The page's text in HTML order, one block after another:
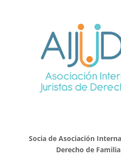
Socia de Asociación
Derecho de